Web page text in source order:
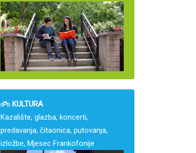
KULTURA
Kazalište, glazba, koncerti,
predavanja, čitaonica, putovanja,
izložbe, Mjesec Frankofonije